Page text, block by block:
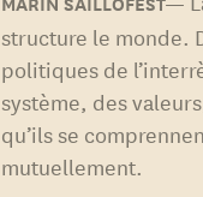
structure le monde.
politiques de
système, des
qu’ils se
mutuellement.